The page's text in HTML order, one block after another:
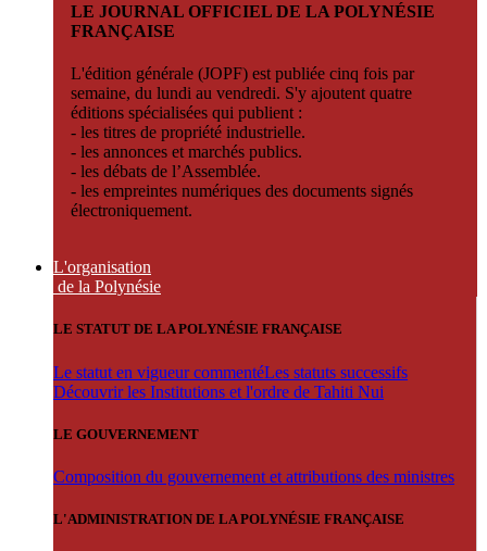
LE JOURNAL OFFICIEL DE LA POLYNÉSIE
FRANÇAISE
L'édition générale (JOPF) est publiée cinq fois par
semaine, du lundi au vendredi. S'y ajoutent quatre
éditions spécialisées qui publient :
- les titres de propriété industrielle.
- les annonces et marchés publics.
- les débats de l’Assemblée.
- les empreintes numériques des documents signés
électroniquement.
L'organisation
de la Polynésie
LE STATUT DE LA POLYNÉSIE FRANÇAISE
Le statut en vigueur commentéLes statuts successifs
Découvrir les Institutions et l'ordre de Tahiti Nui
LE GOUVERNEMENT
Composition du gouvernement et attributions des ministres
L'ADMINISTRATION DE LA POLYNÉSIE FRANÇAISE